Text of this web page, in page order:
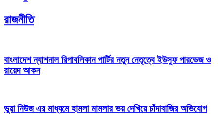
রাজনীতি
বাংলাদেশ ন্যাশনাল রিপাবলিকান পার্টির নতুন নেতৃত্বে ইউসুফ পারভেজ ও
রায়েদ আকন
ভুয়া নিউজ এর মাধ্যমে হামলা মামলার ভয় দেখিয়ে চাঁদাবাজির অভিযোগ